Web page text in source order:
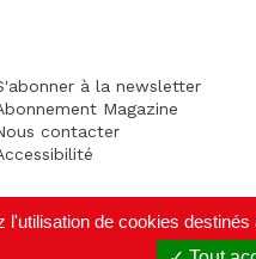
à la newsletter
Magazine
contacter
de cookies